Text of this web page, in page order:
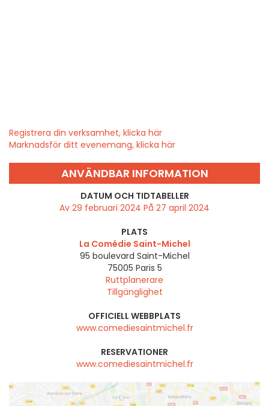
Registrera din verksamhet, klicka här
Marknadsför ditt evenemang, klicka här
ANVÄNDBAR INFORMATION
DATUM OCH TIDTABELLER
Av 29 februari 2024 På 27 april 2024
PLATS
La Comédie Saint-Michel
95 boulevard Saint-Michel
75005 Paris 5
Ruttplanerare
Tillgänglighet
OFFICIELL WEBBPLATS
www.comediesaintmichel.fr
RESERVATIONER
www.comediesaintmichel.fr